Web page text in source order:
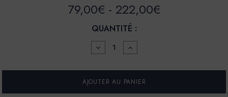
79,00€ - 222,00€
QUANTITÉ :
DIMINUER
LA
POUR
BADIGEON
AUGMENTER
LA
POUR
BADIGEON